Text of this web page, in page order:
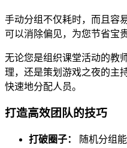
手动分组不仅耗时，而且容
可以消除偏见，为您节省宝
无论您是组织课堂活动的教
理，还是策划游戏之夜的主
快速地分配人员。
打造高效团队的技巧
打破圈子：
随机分组